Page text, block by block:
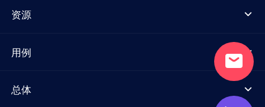
资源
用例
总体